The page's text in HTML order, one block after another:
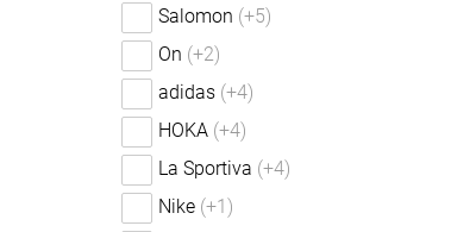
Salomon (+5)
On (+2)
adidas (+4)
HOKA (+4)
La Sportiva (+4)
Nike (+1)